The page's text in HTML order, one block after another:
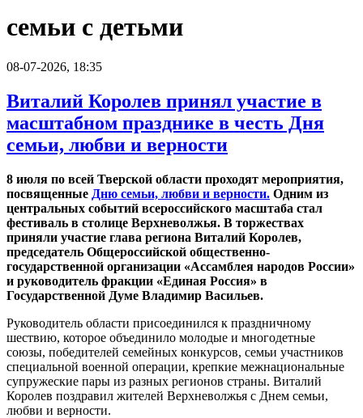
семьи с детьми
08-07-2026, 18:35
Виталий Королев принял участие в
масштабном празднике в честь Дня
семьи, любви и верности
8 июля по всей Тверской области проходят мероприятия,
посвященные Дню семьи, любви и верности. Одним из
центральных событий всероссийского масштаба стал
фестиваль в столице Верхневолжья. В торжествах
приняли участие глава региона Виталий Королев,
председатель Общероссийской общественно-
государственной организации «Ассамблея народов России»
и руководитель фракции «Единая Россия» в
Государственной Думе Владимир Васильев.​
Руководитель области присоединился к праздничному
шествию, которое объединило молодые и многодетные
союзы, победителей семейных конкурсов, семьи участников
специальной военной операции, крепкие межнациональные
супружеские пары из разных регионов страны. Виталий
Королев поздравил жителей Верхневолжья с Днем семьи,
любви и верности. ​